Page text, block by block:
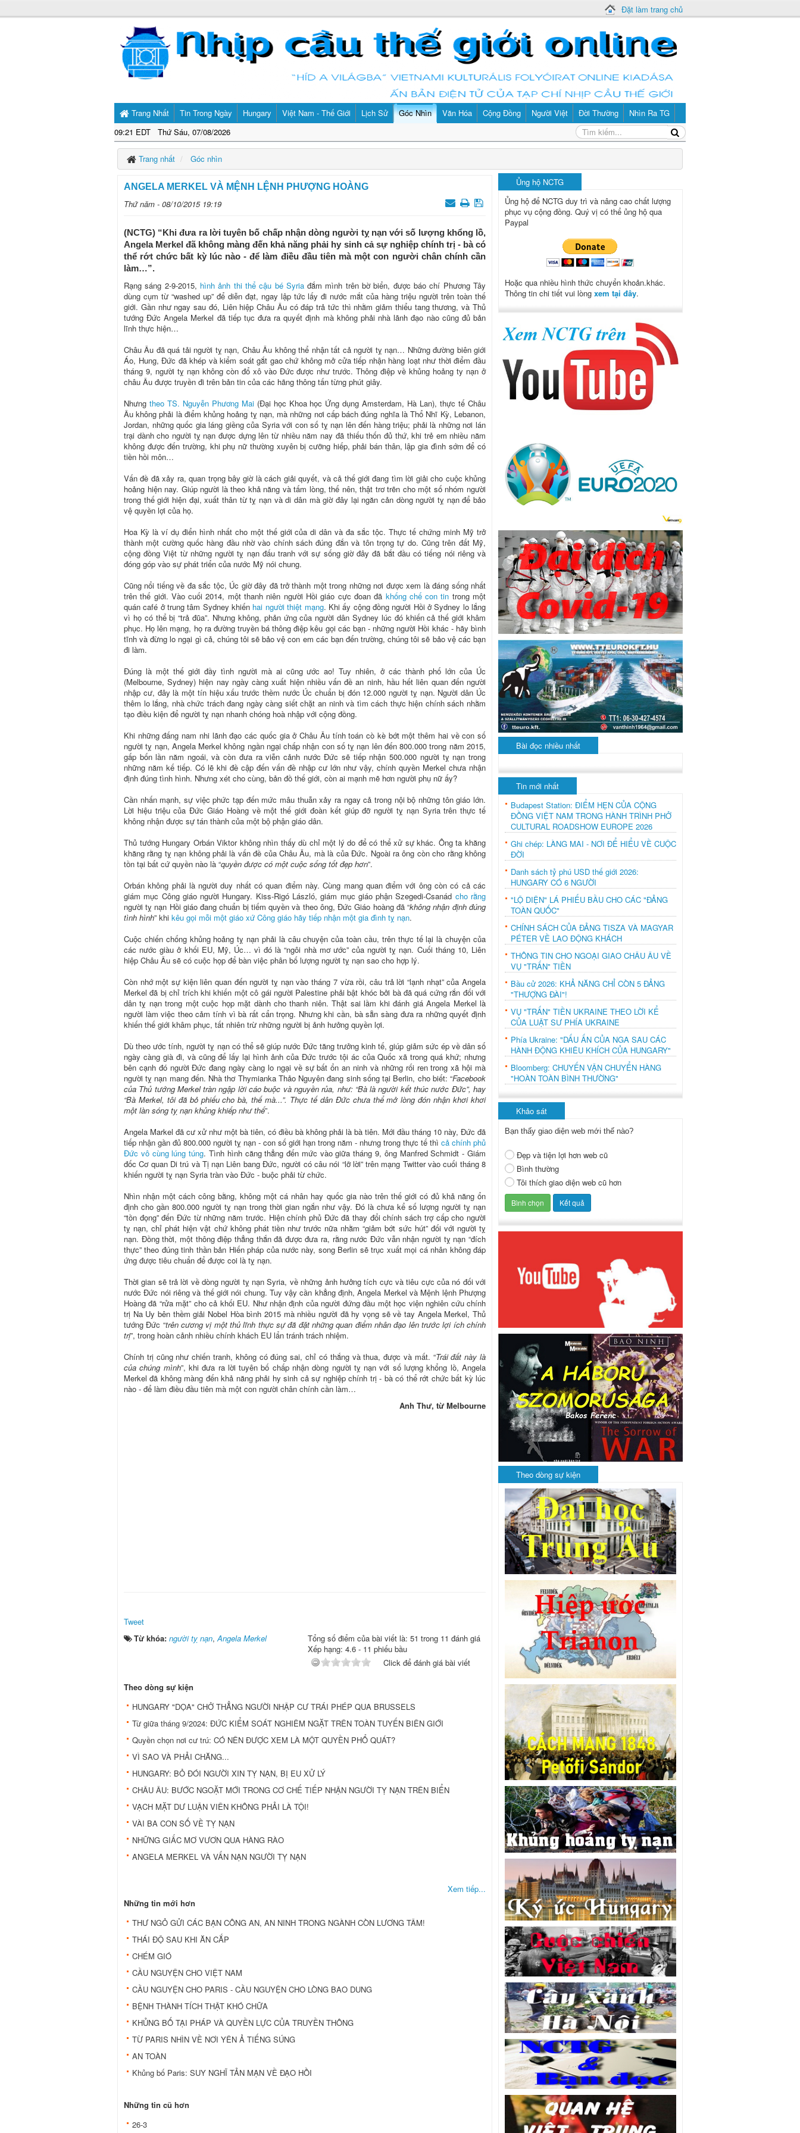
Đặt làm trang chủ
Trang Nhất
09:21 EDT Thứ Sáu, 07/08/2026
Tin Trong Ngày Hungary Việt Nam - Thế Giới Lịch Sử Góc Nhìn Văn Hóa Cộng Đồng Người Việt Đời Thường Nhìn Ra TG
Trang nhất Góc nhìn
ANGELA MERKEL VÀ MỆNH LỆNH PHƯỢNG HOÀNG
Thứ năm - 08/10/2015 19:19
(NCTG) “Khi đưa ra lời tuyên bố chấp nhận dòng người tỵ nạn với số lượng khổng lồ,
Angela Merkel đã không màng đến khả năng phải hy sinh cả sự nghiệp chính trị - bà có
thể rớt chức bất kỳ lúc nào - để làm điều đầu tiên mà một con người chân chính cần
làm…”.
Rạng sáng 2-9-2015, hình ảnh thi thể cậu bé Syriađắm mình trên bờ biển, được báo chí Phương Tây
dùng cụm từ “washed up” để diễn đạt, ngay lập tức lấy đi nước mắt của hàng triệu người trên toàn thế
giới. Gần như ngay sau đó, Liên hiệp Châu Âu có đáp trả tức thì nhằm giảm thiểu tang thương, và Thủ
tướng Đức Angela Merkel đã tiếp tục đưa ra quyết định mà không phải nhà lãnh đạo nào cũng đủ bản
lĩnh thực hiện…
Châu Âu đã quá tải người tỵ nạn, Châu Âu không thể nhận tất cả người tỵ nạn… Những đường biên giới
Áo, Hung, Đức đã khép và kiểm soát gắt gao chứ không mở cửa tiếp nhận hàng loạt như thời điểm đầu
tháng 9, người tỵ nạn không còn đổ xô vào Đức được như trước. Thông điệp về khủng hoảng ty nạn ở
châu Âu được truyền đi trên bản tin của các hãng thông tấn từng phút giây.
Nhưng theo TS. Nguyễn Phương Mai(Đại học Khoa học Ứng dụng Amsterdam, Hà Lan), thực tế Châu
Âu không phải là điểm khủng hoảng tỵ nạn, mà những nơi cấp bách đúng nghĩa là Thổ Nhĩ Kỳ, Lebanon,
Jordan, những quốc gia láng giềng của Syria với con số tỵ nạn lên đến hàng triệu; phải là những nơi lán
trại dành cho người tỵ nạn được dựng lên từ nhiều năm nay đã thiếu thốn đủ thứ, khi trẻ em nhiều năm
không được đến trường, khi phụ nữ thường xuyên bị cưỡng hiếp, phải bán thân, lập gia đình sớm để có
tiền hồi môn…
Vấn đề đã xảy ra, quan trọng bây giờ là cách giải quyết, và cả thế giới đang tìm lời giải cho cuộc khủng
hoảng hiện nay. Giúp người là theo khả năng và tấm lòng, thế nên, thật trơ trẽn cho một số nhóm người
trong thế giới hiện đại, xuất thân từ tỵ nạn và di dân mà giờ đây lại ngăn cản dòng người tỵ nạn để bảo
vệ quyền lợi của họ.
Hoa Kỳ là ví dụ điển hình nhất cho một thế giới của di dân và đa sắc tộc. Thực tế chứng minh Mỹ trở
thành một cường quốc hàng đầu nhờ vào chính sách đúng đắn và tôn trọng tự do. Cũng trên đất Mỹ,
cộng đồng Việt từ những người tỵ nạn đấu tranh với sự sống giờ đây đã bắt đầu có tiếng nói riêng và
đóng góp vào sự phát triển của nước Mỹ nói chung.
Cũng nổi tiếng về đa sắc tộc, Úc giờ đây đã trở thành một trong những nơi được xem là đáng sống nhất
trên thế giới. Vào cuối 2014, một thanh niên người Hồi giáo cực đoan đã khống chế con tin trong một
quán café ở trung tâm Sydney khiến hai người thiệt mạng. Khi ấy cộng đồng người Hồi ở Sydney lo lắng
vì họ có thể bị “trả đũa”. Nhưng không, phản ứng của người dân Sydney lúc đó khiến cả thế giới khâm
phục. Họ lên mạng, họ ra đường truyền bá thông điệp kêu gọi các bạn - những người Hồi khác - hãy bình
tĩnh và đừng lo ngại gì cả, chúng tôi sẽ bảo vệ con em các bạn đến trường, chúng tôi sẽ bảo vệ các bạn
đi làm.
Đúng là một thế giới đầy tình người mà ai cũng ước ao! Tuy nhiên, ở các thành phố lớn của Úc
(Melbourne, Sydney) hiện nay ngày càng xuất hiện nhiều vấn đề an ninh, hầu hết liên quan đến người
nhập cư, đây là một tín hiệu xấu trước thềm nước Úc chuẩn bị đón 12.000 người tỵ nạn. Người dân Úc
thêm lo lắng, nhà chức trách đang ngày càng siết chặt an ninh và tìm cách thực hiện chính sách nhằm
tạo điều kiện để người tỵ nạn nhanh chóng hoà nhập với cộng đồng.
Khi những đấng nam nhi lãnh đạo các quốc gia ở Châu Âu tính toán cò kè bớt một thêm hai về con số
người tỵ nạn, Angela Merkel không ngần ngại chấp nhận con số tỵ nạn lên đến 800.000 trong năm 2015,
gấp bốn lần năm ngoái, và còn đưa ra viễn cảnh nước Đức sẽ tiếp nhận 500.000 người tỵ nạn trong
những năm kế tiếp. Có lẽ khi đề cập đến vấn đề nhập cư lớn như vậy, chính quyền Merkel chưa nhận
định đúng tình hình. Nhưng xét cho cùng, bản đồ thế giới, còn ai mạnh mẽ hơn người phụ nữ ấy?
Cần nhấn mạnh, sự việc phức tạp đến mức mâu thuẫn xảy ra ngay cả trong nội bộ những tôn giáo lớn.
Lời hiệu triệu của Đức Giáo Hoàng về một thế giới đoàn kết giúp đỡ người tỵ nạn Syria trên thực tế
không nhận được sự tán thành của một bộ phận giáo dân.
Thủ tướng Hungary Orbán Viktor không nhìn thấy dù chỉ một lý do để có thể xử sự khác. Ông ta khăng
khăng rằng tỵ nạn không phải là vấn đề của Châu Âu, mà là của Đức. Ngoài ra ông còn cho rằng không
tồn tại bất cứ quyền nào là “quyền được có một cuộc sống tốt đẹp hơn”.
Orbán không phải là người duy nhất có quan điểm này. Cùng mang quan điểm với ông còn có cả các
giám mục Công giáo người Hungary. Kiss-Rigó László, giám mục giáo phận Szegedi-Csanád cho rằng
người tỵ nạn Hồi giáo đang chuẩn bị tiếm quyền và theo ông, Đức Giáo hoàng đã “không nhận định đúng
tình hình” khi kêu gọi mỗi một giáo xứ Công giáo hãy tiếp nhận một gia đình tỵ nạn.
Cuộc chiến chống khủng hoảng tỵ nạn phải là câu chuyện của toàn cầu, trên thực tế lại là chuyện của
các nước giàu ở khối EU, Mỹ, Úc… vì đó là “ngôi nhà mơ ước” của người tỵ nạn. Cuối tháng 10, Liên
hiệp Châu Âu sẽ có cuộc họp để bàn việc phân bố lượng người tỵ nạn sao cho hợp lý.
Còn nhớ một sự kiện liên quan đến người tỵ nạn vào tháng 7 vừa rồi, câu trả lời “lạnh nhạt” của Angela
Merkel đã bị chỉ trích khi khiến một cô gái người Palestine phải bật khóc bởi bà đã quá cứng rắn đối với
dân tỵ nạn trong một cuộc họp mặt dành cho thanh niên. Thật sai lầm khi đánh giá Angela Merkel là
người làm việc theo cảm tính vì bà rất cẩn trọng. Nhưng khi cần, bà sẵn sàng đưa ra những quyết định
khiến thế giới khâm phục, tất nhiên trừ những người bị ảnh hưởng quyền lợi.
Dù theo ước tính, người tỵ nạn có thể sẽ giúp nước Đức tăng trưởng kinh tế, giúp giảm sức ép về dân số
ngày càng già đi, và cũng để lấy lại hình ảnh của Đức trước tội ác của Quốc xã trong quá khứ; nhưng
bên cạnh đó người Đức đang ngày càng lo ngại về sự bất ổn an ninh và những rối ren trong xã hội mà
người tỵ nạn mang đến. Nhà thơ Thymianka Thảo Nguyên đang sinh sống tại Berlin, cho biết: “Facebook
của Thủ tướng Merkel tràn ngập lời cáo buộc và nguyền rủa, như: “Bà là người kết thúc nước Đức”, hay
“Bà Merkel, tôi đã bỏ phiếu cho bà, thế mà...”. Thực tế dân Đức chưa thể mở lòng đón nhận khơi khơi
một làn sóng tỵ nạn khủng khiếp như thế”.
Angela Markel đã cư xử như một bà tiên, có điều bà không phải là bà tiên. Mới đầu tháng 10 này, Đức đã
tiếp nhận gần đủ 800.000 người tỵ nạn - con số giới hạn trong năm - nhưng trong thực tế thì cả chính phủ
Đức vô cùng lúng túng. Tình hình căng thẳng đến mức vào giữa tháng 9, ông Manfred Schmidt - Giám
đốc Cơ quan Di trú và Tị nạn Liên bang Đức, người có câu nói “lỡ lời” trên mạng Twitter vào cuối tháng 8
khiến người tỵ nạn Syria tràn vào Đức - buộc phải từ chức.
Nhìn nhận một cách công bằng, không một cá nhân hay quốc gia nào trên thế giới có đủ khả năng ổn
định cho gần 800.000 người tỵ nạn trong thời gian ngắn như vậy. Đó là chưa kể số lượng người tỵ nạn
“tồn đọng” đến Đức từ những năm trước. Hiện chính phủ Đức đã thay đổi chính sách trợ cấp cho người
tỵ nạn, chỉ phát hiện vật chứ không phát tiền như trước nữa nhằm “giảm bớt sức hút” đối với người tỵ
nạn. Đồng thời, một thông điệp thẳng thắn đã được đưa ra, rằng nước Đức vẫn nhận người tỵ nạn “đích
thực” theo đúng tinh thần bản Hiến pháp của nước này, song Berlin sẽ trục xuất mọi cá nhân không đáp
ứng được tiêu chuẩn để được coi là tỵ nạn.
Thời gian sẽ trả lời về dòng người tỵ nạn Syria, về những ảnh hưởng tích cực và tiêu cực của nó đối với
nước Đức nói riêng và thế giới nói chung. Tuy vậy cần khẳng định, Angela Merkel và Mệnh lệnh Phượng
Hoàng đã “rửa mặt” cho cả khối EU. Như nhận định của người đứng đầu một học viện nghiên cứu chính
trị Na Uy bên thềm giải Nobel Hòa bình 2015 mà nhiều người đã hy vọng sẽ về tay Angela Merkel, Thủ
tướng Đức “trên cương vị một thủ lĩnh thực sự đã đặt những quan điểm nhân đạo lên trước lợi ích chính
trị”, trong hoàn cảnh nhiều chính khách EU lẩn tránh trách nhiệm.
Chính trị cũng như chiến tranh, không có đúng sai, chỉ có thắng và thua, được và mất. “Trái đất này là
của chúng mình”, khi đưa ra lời tuyên bố chấp nhận dòng người tỵ nạn với số lượng khổng lồ, Angela
Merkel đã không màng đến khả năng phải hy sinh cả sự nghiệp chính trị - bà có thể rớt chức bất kỳ lúc
nào - để làm điều đầu tiên mà một con người chân chính cần làm…
Anh Thư, từ Melbourne
Tweet
Từ khóa: người tỵ nạn,Angela Merkel
Tổng số điểm của bài viết là: 51 trong 11 đánh giá
Xếp hạng: 4.6- 11 phiếu bầu
Click để đánh giá bài viết
Theo dòng sự kiện
HUNGARY "DỌA" CHỞ THẲNG NGƯỜI NHẬP CƯ TRÁI PHÉP QUA BRUSSELS
Từ giữa tháng 9/2024: ĐỨC KIỂM SOÁT NGHIÊM NGẶT TRÊN TOÀN TUYẾN BIÊN GIỚI
Quyền chọn nơi cư trú: CÓ NÊN ĐƯỢC XEM LÀ MỘT QUYỀN PHỔ QUÁT?
VÌ SAO VÀ PHẢI CHĂNG...
HUNGARY: BỎ ĐÓI NGƯỜI XIN TỴ NẠN, BỊ EU XỬ LÝ
CHÂU ÂU: BƯỚC NGOẶT MỚI TRONG CƠ CHẾ TIẾP NHẬN NGƯỜI TỴ NẠN TRÊN BIỂN
VẠCH MẶT DƯ LUẬN VIÊN KHÔNG PHẢI LÀ TỘI!
VÀI BA CON SỐ VỀ TỴ NẠN
NHỮNG GIẤC MƠ VƯƠN QUA HÀNG RÀO
ANGELA MERKEL VÀ VẤN NẠN NGƯỜI TỴ NẠN
Xem tiếp...
Những tin mới hơn
THƯ NGỎ GỬI CÁC BẠN CÔNG AN, AN NINH TRONG NGÀNH CÒN LƯƠNG TÂM!
THÁI ĐỘ SAU KHI ĂN CẮP
CHÉM GIÓ
CẦU NGUYỆN CHO VIỆT NAM
CẦU NGUYỆN CHO PARIS - CẦU NGUYỆN CHO LÒNG BAO DUNG
BỆNH THÀNH TÍCH THẬT KHÓ CHỮA
KHỦNG BỐ TẠI PHÁP VÀ QUYỀN LỰC CỦA TRUYỀN THÔNG
TỪ PARIS NHÌN VỀ NƠI YÊN Ả TIẾNG SÚNG
AN TOÀN
Khủng bố Paris: SUY NGHĨ TẢN MẠN VỀ ĐẠO HỒI
Những tin cũ hơn
26-3
Ủng hộ NCTG
Ủng hộ để NCTG duy trì và nâng cao chất lượng
phục vụ cộng đồng. Quý vị có thể ủng hộ qua
Paypal
Hoặc qua nhiều hình thức chuyển khoản.khác.
Thông tin chi tiết vui lòng xem tại đây.
Bài đọc nhiều nhất
Tin mới nhất
Budapest Station: ĐIỂM HẸN CỦA CỘNG
ĐỒNG VIỆT NAM TRONG HÀNH TRÌNH PHỞ
CULTURAL ROADSHOW EUROPE 2026
Ghi chép: LÀNG MAI - NƠI ĐỂ HIỂU VỀ CUỘC
ĐỜI
Danh sách tỷ phú USD thế giới 2026:
HUNGARY CÓ 6 NGƯỜI
"LỘ DIỆN" LÁ PHIẾU BẦU CHO CÁC "ĐẢNG
TOÀN QUỐC"
CHÍNH SÁCH CỦA ĐẢNG TISZA VÀ MAGYAR
PÉTER VỀ LAO ĐỘNG KHÁCH
THÔNG TIN CHO NGOẠI GIAO CHÂU ÂU VỀ
VỤ "TRẤN" TIỀN
Bầu cử 2026: KHẢ NĂNG CHỈ CÒN 5 ĐẢNG
"THƯỢNG ĐÀI"!
VỤ "TRẤN" TIỀN UKRAINE THEO LỜI KỂ
CỦA LUẬT SƯ PHÍA UKRAINE
Phía Ukraine: "DẤU ẤN CỦA NGA SAU CÁC
HÀNH ĐỘNG KHIÊU KHÍCH CỦA HUNGARY"
Bloomberg: CHUYẾN VẬN CHUYỂN HÀNG
"HOÀN TOÀN BÌNH THƯỜNG"
Khảo sát
Bạn thấy giao diện web mới thế nào?
Đẹp và tiện lợi hơn web cũ
Bình thường
Tôi thích giao diện web cũ hơn
Theo dòng sự kiện